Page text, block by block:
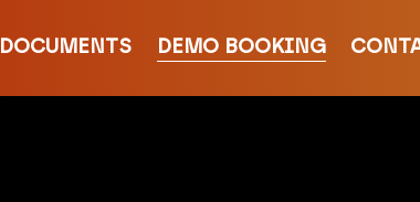
DOCUMENTS DEMO BOOKING